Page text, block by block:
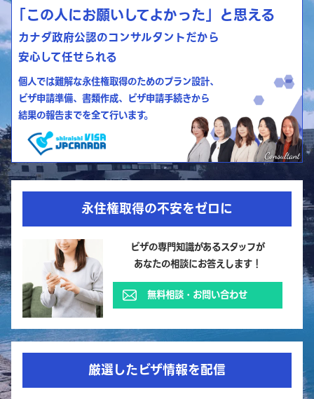
「この人にお願いしてよかった」と思える
カナダ政府公認のコンサルタントだから
安心して任せられる
個人では難解な永住権取得のためのプラン設計、
ビザ申請準備、書類作成、ビザ申請手続きから
結果の報告までを全て行います。
永住権取得の不安をゼロに
ビザの専門知識があるスタッフが
あなたの相談にお答えします！
無料相談・お問い合わせ
厳選したビザ情報を配信